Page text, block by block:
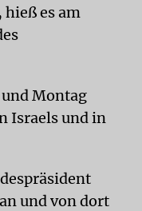
es am
und Montag
Israels und in
und von dort